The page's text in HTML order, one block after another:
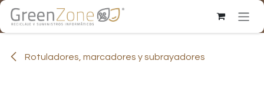
Ir al contenido
Rotuladores, marcadores y subrayadores